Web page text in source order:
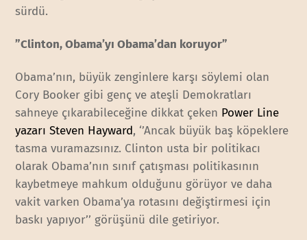
sürdü.
”Clinton, Obama’yı Obama’dan koruyor”
Obama’nın, büyük zenginlere karşı söylemi olan
Cory Booker gibi genç ve ateşli Demokratları
sahneye çıkarabileceğine dikkat çeken Power Line
yazarı Steven Hayward, ‘’Ancak büyük baş köpeklere
tasma vuramazsınız. Clinton usta bir politikacı
olarak Obama’nın sınıf çatışması politikasının
kaybetmeye mahkum olduğunu görüyor ve daha
vakit varken Obama’ya rotasını değiştirmesi için
baskı yapıyor’’ görüşünü dile getiriyor.